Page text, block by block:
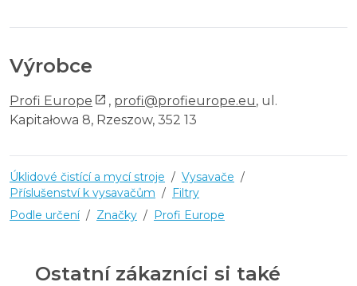
Výrobce
Profi Europe , profi@profieurope.eu, ul.
Kapitałowa 8, Rzeszow, 352 13
Úklidové čistící a mycí stroje / Vysavače /
Příslušenství k vysavačům / Filtry
Podle určení / Značky / Profi Europe
Ostatní zákazníci si také